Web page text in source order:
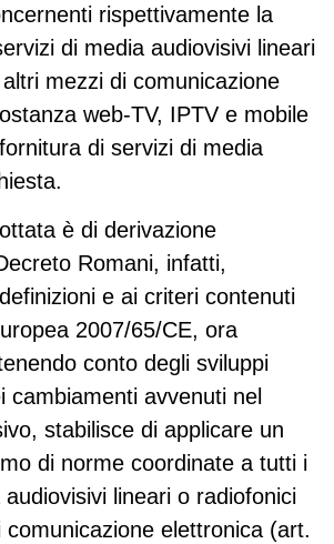
rispettivamente la
di media audiovisivi lineari
mezzi di comunicazione
web-TV, IPTV e mobile
di servizi di media
è di derivazione
Romani, infatti,
e ai criteri contenuti
2007/65/CE, ora
conto degli sviluppi
cambiamenti avvenuti nel
stabilisce di applicare un
di norme coordinate a tutti i
lineari o radiofonici
elettronica (art.